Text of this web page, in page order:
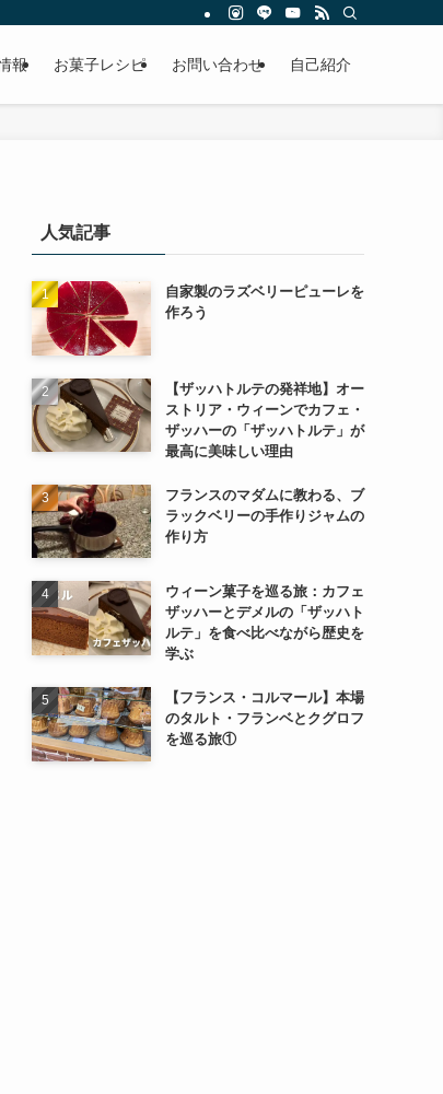
報 お菓子レシピ お問い合わせ 自己紹介
人気記事
自家製のラズベリーピューレを
作ろう
【ザッハトルテの発祥地】オー
ストリア・ウィーンでカフェ・
ザッハーの「ザッハトルテ」が
最高に美味しい理由
フランスのマダムに教わる、ブ
ラックベリーの手作りジャムの
作り方
ウィーン菓子を巡る旅：カフェ
ザッハーとデメルの「ザッハト
ルテ」を食べ比べながら歴史を
学ぶ
【フランス・コルマール】本場
のタルト・フランベとクグロフ
を巡る旅①